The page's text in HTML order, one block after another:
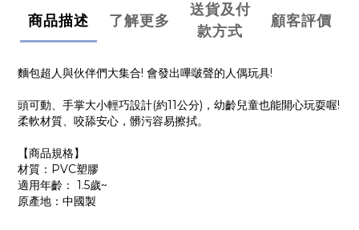
商品描述 了解更多
送貨及付
款方式
顧客評價
麵包超人與伙伴們大集合! 會發出嗶啵聲的人偶玩具!
頭可動、手掌大小輕巧設計(約11公分)，幼齡兒童也能開心玩耍喔!
柔軟材質、咬舔安心，髒污容易擦拭。
【商品規格】
材質：PVC塑膠
適用年齡： 1.5歲~
原產地：中國製